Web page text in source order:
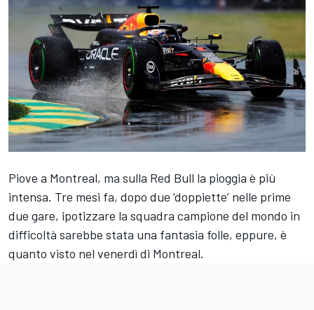
Piove a Montreal, ma sulla Red Bull la pioggia è più
intensa. Tre mesi fa, dopo due ‘doppiette’ nelle prime
due gare, ipotizzare la squadra campione del mondo in
difficoltà sarebbe stata una fantasia folle, eppure, è
quanto visto nel venerdì di Montreal.